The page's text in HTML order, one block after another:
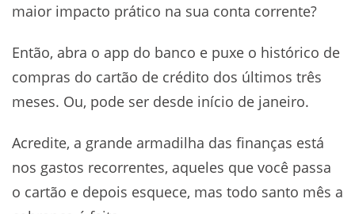
maior impacto prático na sua conta corrente?
Então, abra o app do banco e puxe o histórico de
compras do cartão de crédito dos últimos três
meses. Ou, pode ser desde início de janeiro.
Acredite, a grande armadilha das finanças está
nos gastos recorrentes, aqueles que você passa
o cartão e depois esquece, mas todo santo mês a